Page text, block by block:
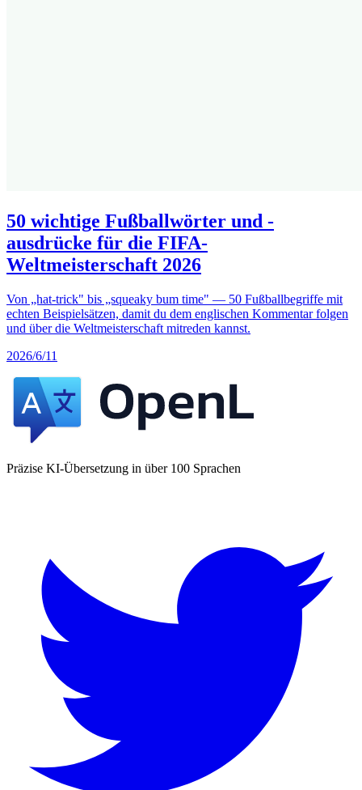
50 wichtige Fußballwörter und -
ausdrücke für die FIFA-
Weltmeisterschaft 2026
Von „hat-trick" bis „squeaky bum time" — 50 Fußballbegriffe mit
echten Beispielsätzen, damit du dem englischen Kommentar folgen
und über die Weltmeisterschaft mitreden kannst.
2026/6/11
Präzise KI-Übersetzung in über 100 Sprachen